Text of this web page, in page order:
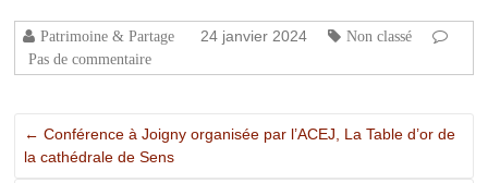
Patrimoine & Partage 24 janvier 2024
Non classé
Pas de commentaire
← Conférence à Joigny organisée par l’ACEJ, La Table d’or de
la cathédrale de Sens